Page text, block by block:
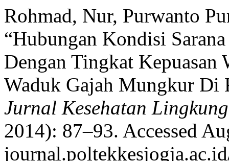
Rohmad, Nur, Purwanto
“Hubungan Kondisi
Dengan Tingkat Kepuasan
Waduk Gajah Mungkur Di
Jurnal Kesehatan
2014): 87–93. Accessed